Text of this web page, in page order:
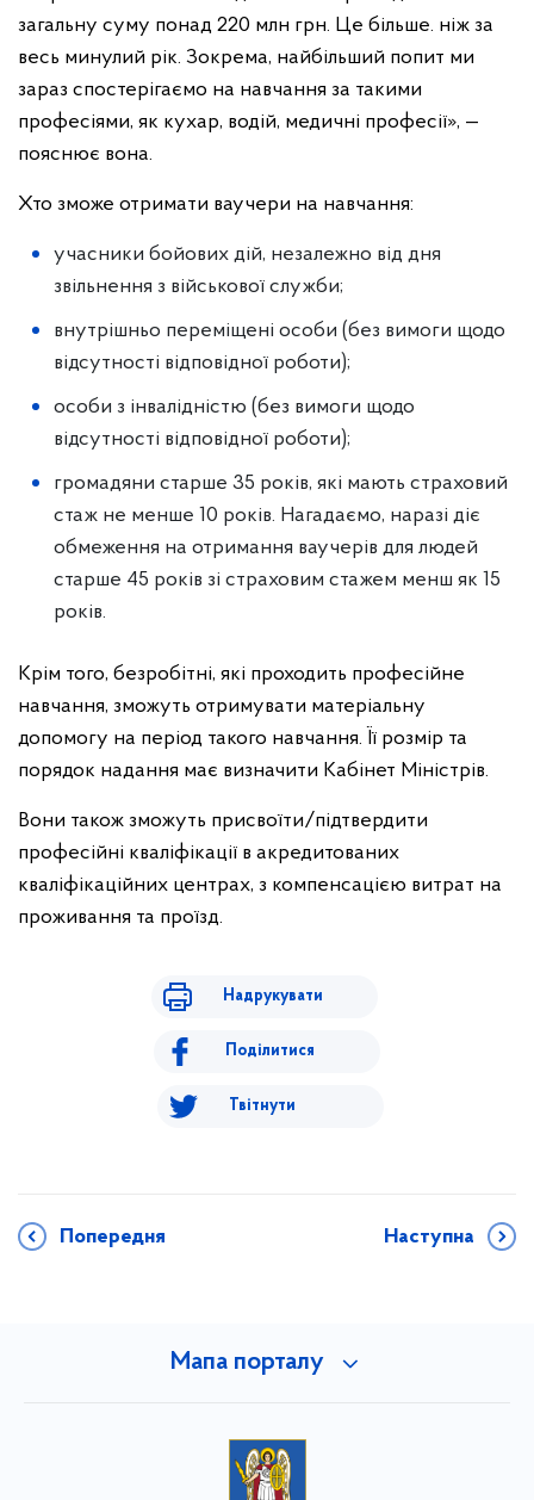
загальну суму понад 220 млн грн. Це більше. ніж за
весь минулий рік. Зокрема, найбільший попит ми
зараз спостерігаємо на навчання за такими
професіями, як кухар, водій, медичні професії», —
пояснює вона.
Хто зможе отримати ваучери на навчання:
учасники бойових дій, незалежно від дня
звільнення з військової служби;
внутрішньо переміщені особи (без вимоги щодо
відсутності відповідної роботи);
особи з інвалідністю (без вимоги щодо
відсутності відповідної роботи);
громадяни старше 35 років, які мають страховий
стаж не менше 10 років. Нагадаємо, наразі діє
обмеження на отримання ваучерів для людей
старше 45 років зі страховим стажем менш як 15
років.
Крім того, безробітні, які проходить професійне
навчання, зможуть отримувати матеріальну
допомогу на період такого навчання. Її розмір та
порядок надання має визначити Кабінет Міністрів.
Вони також зможуть присвоїти/підтвердити
професійні кваліфікації в акредитованих
кваліфікаційних центрах, з компенсацією витрат на
проживання та проїзд.
Надрукувати
Поділитися
Твітнути
Попередня Наступна
Мапа порталу